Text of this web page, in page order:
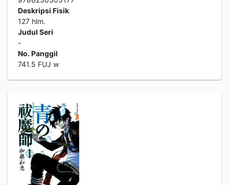
Deskripsi Fisik
127 hlm.
Judul Seri
-
No. Panggil
741.5 FUJ w